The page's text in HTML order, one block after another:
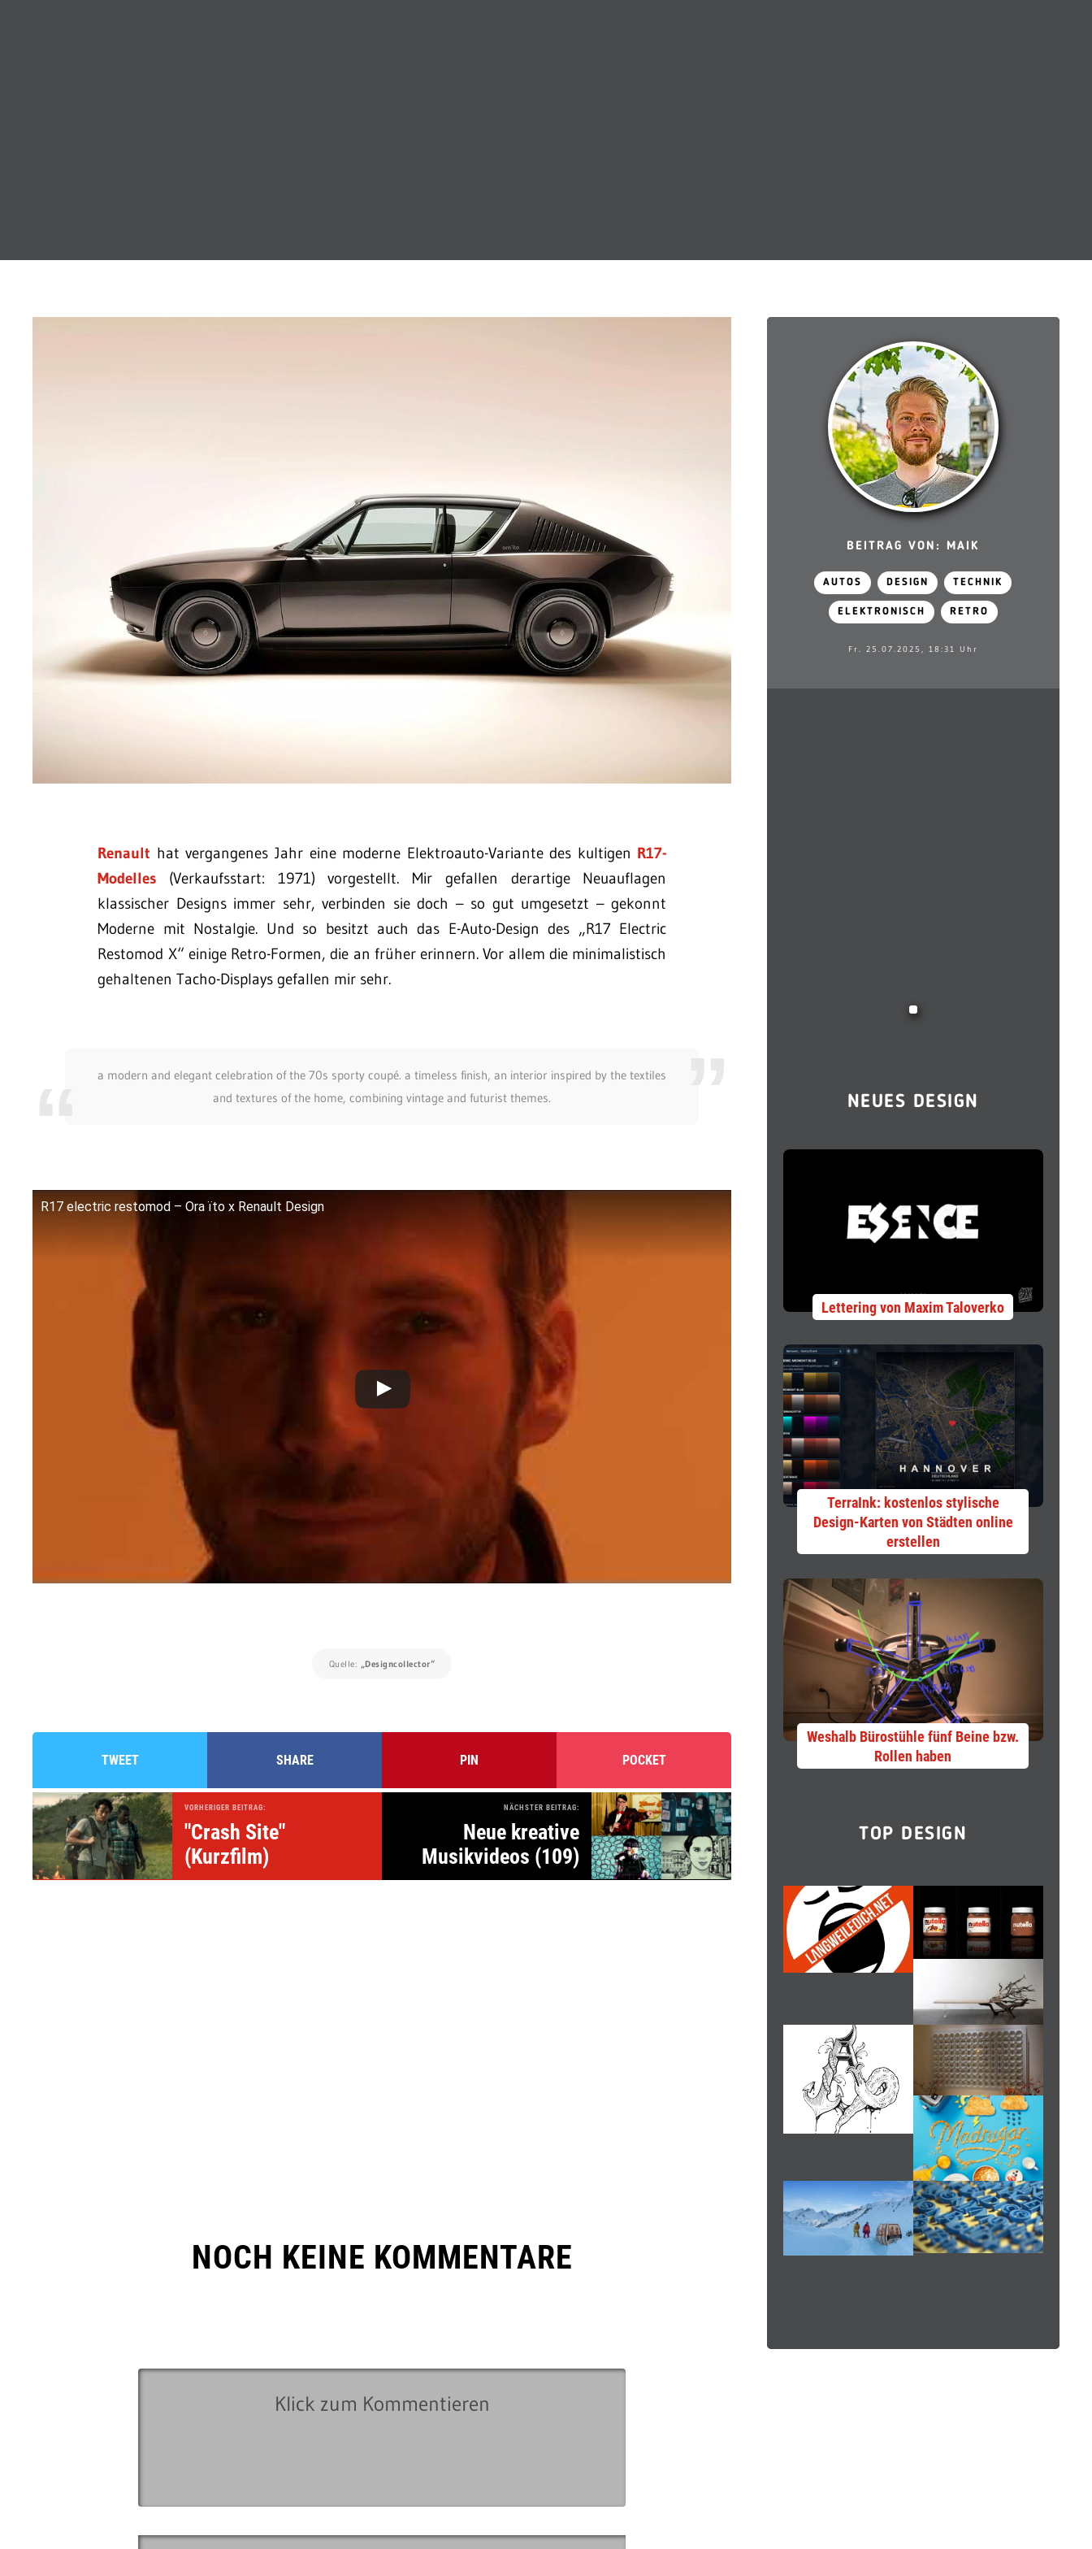
Renault hat vergangenes Jahr eine moderne Elektroauto-Variante des kultigen R17-
Modelles (Verkaufsstart: 1971) vorgestellt. Mir gefallen derartige Neuauflagen
klassischer Designs immer sehr, verbinden sie doch – so gut umgesetzt – gekonnt
Moderne mit Nostalgie. Und so besitzt auch das E-Auto-Design des „R17 Electric
Restomod X“ einige Retro-Formen, die an früher erinnern. Vor allem die minimalistisch
gehaltenen Tacho-Displays gefallen mir sehr.
a modern and elegant celebration of the 70s sporty coupé. a timeless finish, an interior inspired by the textiles
and textures of the home, combining vintage and futurist themes.
R17 electric restomod – Ora ïto x Renault Design
Quelle: „Designcollector“
TWEET SHARE PIN POCKET
VORHERIGER BEITRAG:
"Crash Site"
(Kurzfilm)
NÄCHSTER BEITRAG:
Neue kreative
Musikvideos (109)
NOCH KEINE KOMMENTARE
BEITRAG VON: MAIK
AUTOS DESIGN TECHNIK
ELEKTRONISCH RETRO
Fr. 25.07.2025, 18:31 Uhr
NEUES DESIGN
Lettering von Maxim Taloverko
TerraInk: kostenlos stylische
Design-Karten von Städten online
erstellen
Weshalb Bürostühle fünf Beine bzw.
Rollen haben
TOP DESIGN